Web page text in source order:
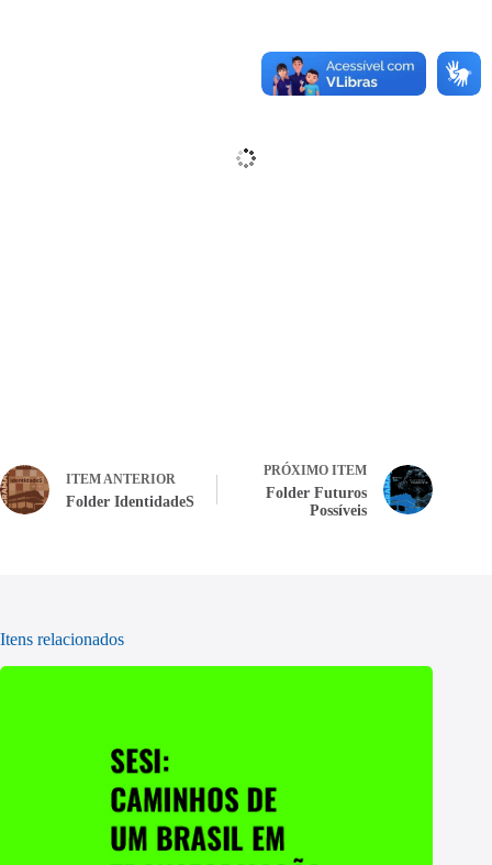
ITEM ANTERIOR
Folder IdentidadeS
PRÓXIMO ITEM
Folder Futuros
Possíveis
Itens relacionados